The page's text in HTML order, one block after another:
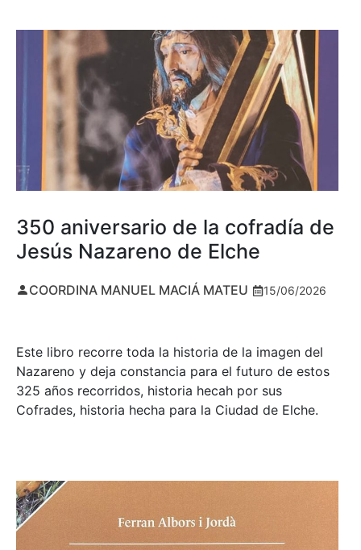
350 aniversario de la cofradía de
Jesús Nazareno de Elche
COORDINA MANUEL MACIÁ MATEU 15/06/2026
Este libro recorre toda la historia de la imagen del
Nazareno y deja constancia para el futuro de estos
325 años recorridos, historia hecah por sus
Cofrades, historia hecha para la Ciudad de Elche.